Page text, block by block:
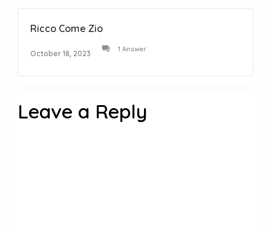
Ricco Come Zio
October 18, 2023 1 Answer
Leave a Reply